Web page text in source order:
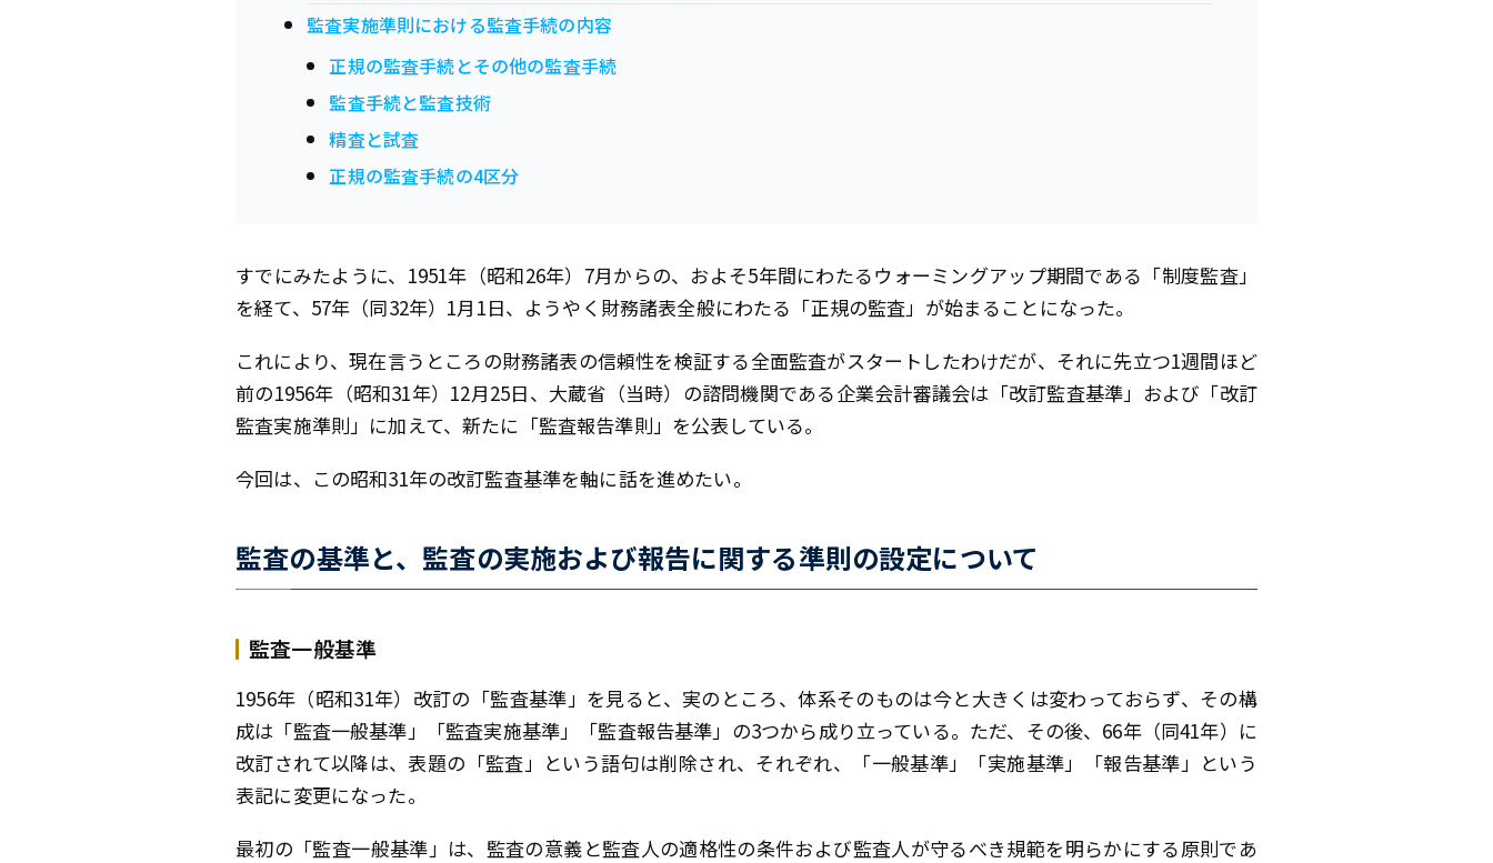
監査実施準則における監査手続の内容
正規の監査手続とその他の監査手続
監査手続と監査技術
精査と試査
正規の監査手続の4区分
すでにみたように、1951年（昭和26年）7月からの、およそ5年間にわたるウォーミングアップ期間である「制度監査」
を経て、57年（同32年）1月1日、ようやく財務諸表全般にわたる「正規の監査」が始まることになった。
これにより、現在言うところの財務諸表の信頼性を検証する全面監査がスタートしたわけだが、それに先立つ1週間ほど
前の1956年（昭和31年）12月25日、大蔵省（当時）の諮問機関である企業会計審議会は「改訂監査基準」および「改訂
監査実施準則」に加えて、新たに「監査報告準則」を公表している。
今回は、この昭和31年の改訂監査基準を軸に話を進めたい。
監査の基準と、監査の実施および報告に関する準則の設定について
監査一般基準
1956年（昭和31年）改訂の「監査基準」を見ると、実のところ、体系そのものは今と大きくは変わっておらず、その構
成は「監査一般基準」「監査実施基準」「監査報告基準」の3つから成り立っている。ただ、その後、66年（同41年）に
改訂されて以降は、表題の「監査」という語句は削除され、それぞれ、「一般基準」「実施基準」「報告基準」という
表記に変更になった。
最初の「監査一般基準」は、監査の意義と監査人の適格性の条件および監査人が守るべき規範を明らかにする原則であ